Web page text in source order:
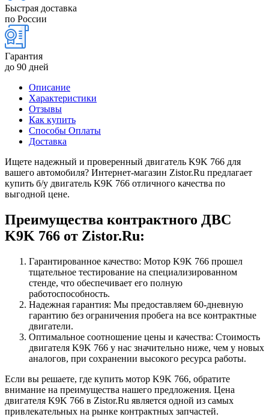
Быстрая доставка
по России
Гарантия
до 90 дней
Описание
Характеристики
Отзывы
Как купить
Способы Оплаты
Доставка
Ищете надежный и проверенный двигатель K9K 766 для
вашего автомобиля? Интернет-магазин Zistor.Ru предлагает
купить б/у двигатель K9K 766 отличного качества по
выгодной цене.
Преимущества контрактного ДВС
K9K 766 от Zistor.Ru:
Гарантированное качество: Мотор K9K 766 прошел
тщательное тестирование на специализированном
стенде, что обеспечивает его полную
работоспособность.
Надежная гарантия: Мы предоставляем 60-дневную
гарантию без ограничения пробега на все контрактные
двигатели.
Оптимальное соотношение цены и качества: Стоимость
двигателя K9K 766 у нас значительно ниже, чем у новых
аналогов, при сохранении высокого ресурса работы.
Если вы решаете, где купить мотор K9K 766, обратите
внимание на преимущества нашего предложения. Цена
двигателя K9K 766 в Zistor.Ru является одной из самых
привлекательных на рынке контрактных запчастей.